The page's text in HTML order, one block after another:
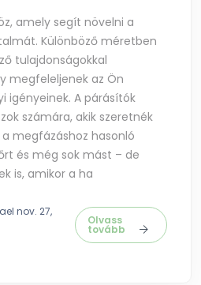
amely segít növelni a
Különböző méretben
tulajdonságokkal
megfeleljenek az Ön
igényeinek. A párásítók
számára, akik szeretnék
megfázáshoz hasonló
és még sok mást – de
is, amikor a ha
nov. 27,
Olvass
tovább